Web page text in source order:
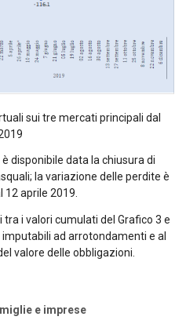
sui tre mercati principali dal
disponibile data la chiusura di
la variazione delle perdite è
12 aprile 2019.
i valori cumulati del Grafico 3 e
ad arrotondamenti e al
valore delle obbligazioni.
e imprese